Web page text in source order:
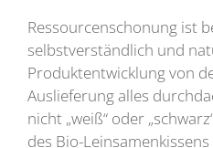
Ressourcenschonung ist
selbstverständlich und
Produktentwicklung von
Auslieferung alles
nicht „weiß“ oder
des Bio-Leinsamenkissens